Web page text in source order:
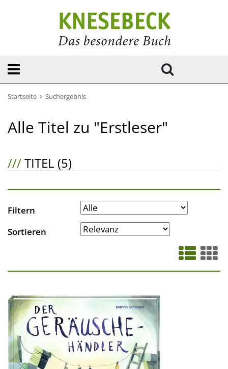
Startseite Suchergebnis
Alle Titel zu "Erstleser"
///TITEL (5)
Filtern
Sortieren